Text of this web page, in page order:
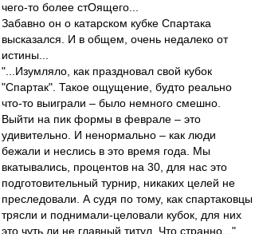
чего-то более стОящего...
Забавно он о катарском кубке Спартака
высказался. И в общем, очень недалеко от
истины...
"...Изумляло, как праздновал свой кубок
"Спартак". Такое ощущение, будто реально
что-то выиграли – было немного смешно.
Выйти на пик формы в феврале – это
удивительно. И ненормально – как люди
бежали и неслись в это время года. Мы
вкатывались, процентов на 30, для нас это
подготовительный турнир, никаких целей не
преследовали. А судя по тому, как спартаковцы
трясли и поднимали-целовали кубок, для них
это чуть ли не главный титул. Что странно..."